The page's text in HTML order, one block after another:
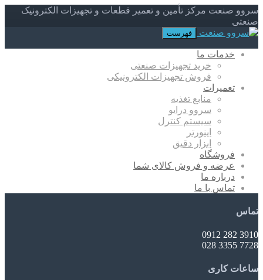
سروو صنعت مرکز تأمین و تعمیر قطعات و تجهیزات الکترونیک
صنعتی
فهرست
خدمات ما
خرید تجهیزات صنعتی
فروش تجهیزات الکترونیکی
تعمیرات
منابع تغذیه
سروو درایو
سیستم کنترل
اینورتر
ابزار دقیق
فروشگاه
عرضه و فروش کالای شما
درباره ما
تماس با ما
تماس
3910 282 0912
7728 3355 028
ساعات کاری